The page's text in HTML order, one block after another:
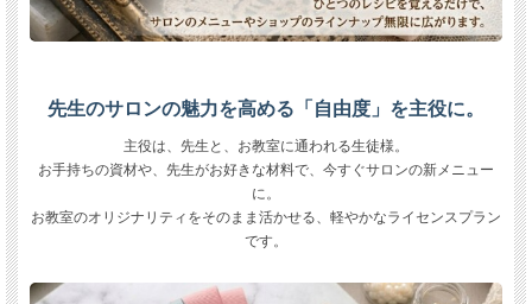
先生のサロンの魅力を高める「自由度」を主役に。
主役は、先生と、お教室に通われる生徒様。
お手持ちの資材や、先生がお好きな材料で、今すぐサロンの新メニュー
に。
お教室のオリジナリティをそのまま活かせる、軽やかなライセンスプラン
です。